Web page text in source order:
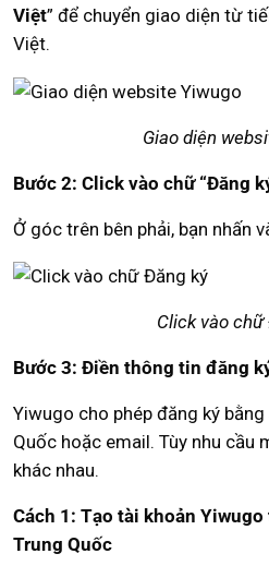
Việt” để chuyển giao diện từ
Việt.
Giao diện
Bước 2: Click vào chữ “Đăng
Ở góc trên bên phải, bạn nhấn
Click vào chữ
Bước 3: Điền thông tin đăng
Yiwugo cho phép đăng ký
Quốc hoặc email. Tùy nhu cầu
khác nhau.
Cách 1: Tạo tài khoản
Trung Quốc